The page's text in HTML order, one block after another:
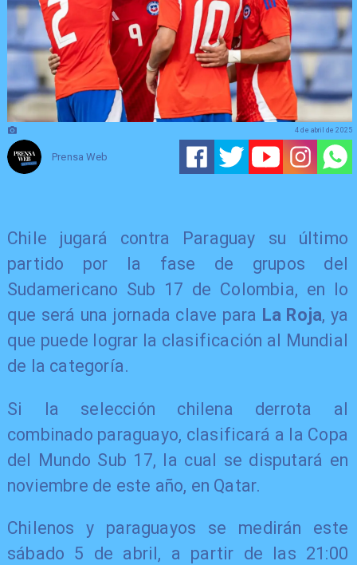
Prensa Web
4 de abril de 2025
Chile jugará contra Paraguay su último
partido por la fase de grupos del
Sudamericano Sub 17 de Colombia, en lo
que será una jornada clave para La Roja, ya
que puede lograr la clasificación al Mundial
de la categoría.
Si la selección chilena derrota al
combinado paraguayo, clasificará a la Copa
del Mundo Sub 17, la cual se disputará en
noviembre de este año, en Qatar.
Chilenos y paraguayos se medirán este
sábado 5 de abril, a partir de las 21:00